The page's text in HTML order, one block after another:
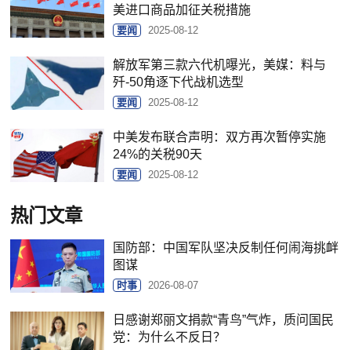
美进口商品加征关税措施
要闻 2025-08-12
解放军第三款六代机曝光，美媒：料与
歼-50角逐下代战机选型
要闻 2025-08-12
中美发布联合声明：双方再次暂停实施
24%的关税90天
要闻 2025-08-12
热门文章
国防部：中国军队坚决反制任何闹海挑衅
图谋
时事 2026-08-07
日感谢郑丽文捐款“青鸟”气炸，质问国民
党：为什么不反日？